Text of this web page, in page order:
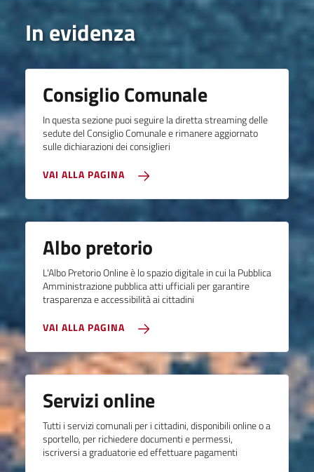
In evidenza
Consiglio Comunale
In questa sezione puoi seguire la diretta streaming delle
sedute del Consiglio Comunale e rimanere aggiornato
sulle dichiarazioni dei consiglieri
VAI ALLA PAGINA
Albo pretorio
L'Albo Pretorio Online è lo spazio digitale in cui la Pubblica
Amministrazione pubblica atti ufficiali per garantire
trasparenza e accessibilità ai cittadini
VAI ALLA PAGINA
Servizi online
Tutti i servizi comunali per i cittadini, disponibili online o a
sportello, per richiedere documenti e permessi,
iscriversi a graduatorie ed effettuare pagamenti